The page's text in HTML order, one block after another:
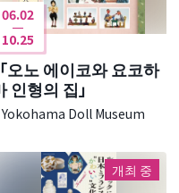
06.02
10.25
「오노 에이코와 요코하
인형의 집」
Yokohama Doll Museum
개최 중